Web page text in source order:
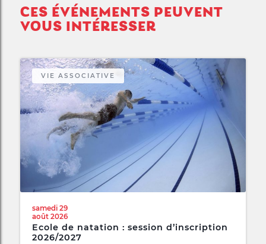
CES ÉVÉNEMENTS PEUVENT
VOUS INTÉRESSER
VIE ASSOCIATIVE
samedi 29
août 2026
Ecole de natation : session d’inscription
2026/2027